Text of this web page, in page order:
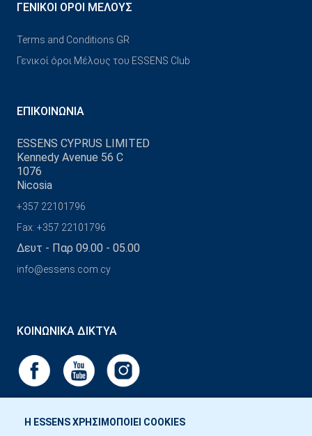
Η ESSENS ΧΡΗΣΙΜΟΠΟΙΕΙ COOKIES
ΓΕΝΙΚΟΊ ΌΡΟΙ ΜΈΛΟΥΣ
Terms and Conditions GR
Γενικοί όροι Μέλους του ESSENS Club
ΕΠΙΚΟΙΝΩΝΊΑ
ESSENS CYPRUS LIMITED
Kennedy Avenue 56 C
1076
Nicosia
+357 22101796
Fax: +357 22101796
Δευτ - Παρ 09.00 - 05.00
info@essens.com.cy
ΚΟΙΝΩΝΙΚΆ ΔΊΚΤΥΑ